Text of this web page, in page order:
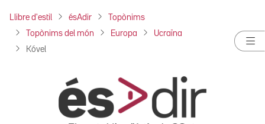
Llibre d'estil ésAdir Topònims
Topònims del món Europa Ucraïna
Kóvel